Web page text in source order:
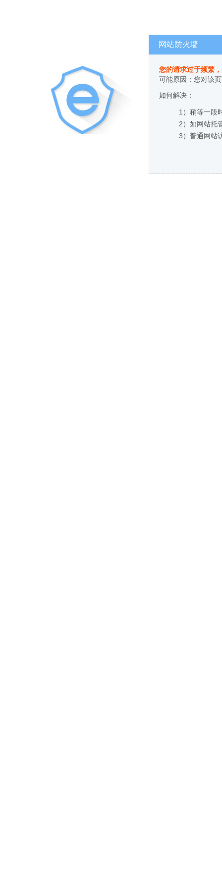
网站防火墙
您的请求过于频繁
可能原因：您对该
如何解决：
1）稍等一段
2）如网站托
3）普通网站